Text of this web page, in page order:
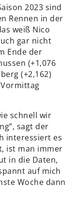
2023 sind
Rennen in der
weiß Nico
gar nicht
Ende der
(+1,076
(+2,162)
schnell wir
sagt der
interessiert es
ist man immer
in die Daten,
auf mich
Woche dann